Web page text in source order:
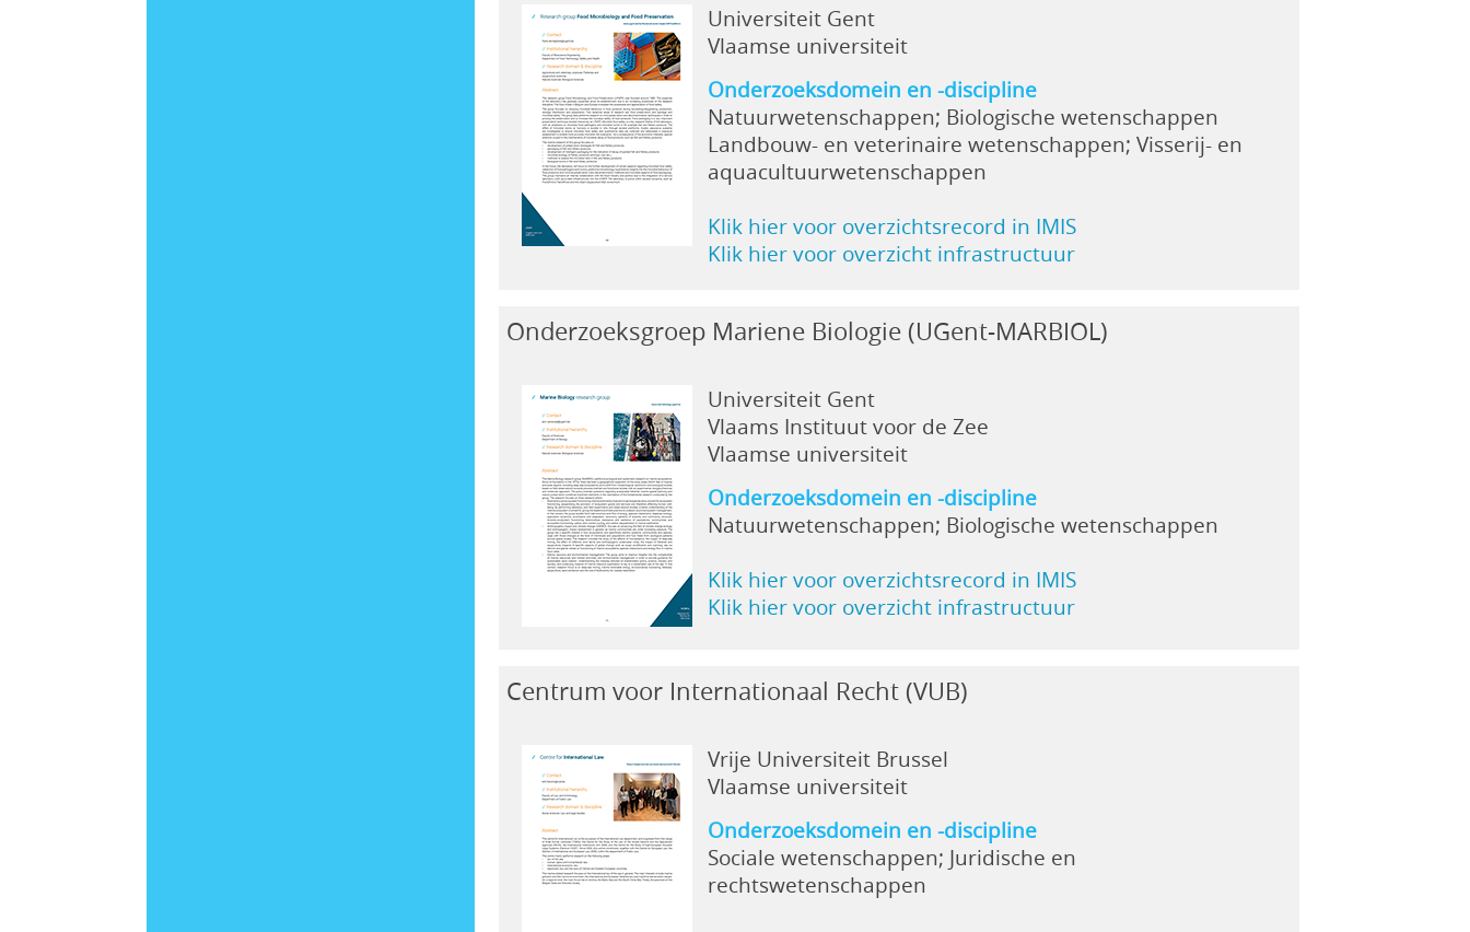
Universiteit Gent
Vlaamse universiteit
Onderzoeksdomein en -discipline
Natuurwetenschappen; Biologische wetenschappen
Landbouw- en veterinaire wetenschappen; Visserij- en
aquacultuurwetenschappen
Klik hier voor overzichtsrecord in IMIS
Klik hier voor overzicht infrastructuur
Onderzoeksgroep Mariene Biologie (UGent-MARBIOL)
Universiteit Gent
Vlaams Instituut voor de Zee
Vlaamse universiteit
Onderzoeksdomein en -discipline
Natuurwetenschappen; Biologische wetenschappen
Klik hier voor overzichtsrecord in IMIS
Klik hier voor overzicht infrastructuur
Centrum voor Internationaal Recht (VUB)
Vrije Universiteit Brussel
Vlaamse universiteit
Onderzoeksdomein en -discipline
Sociale wetenschappen; Juridische en
rechtswetenschappen